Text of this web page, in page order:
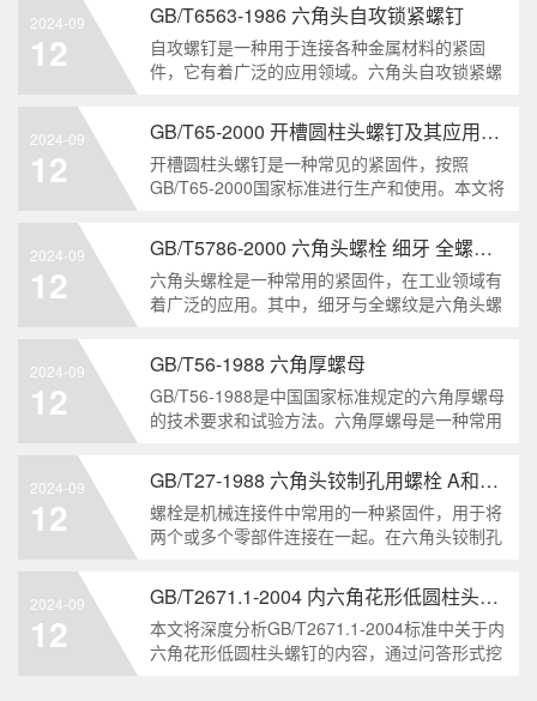
2024-09
12
GB/T6563-1986 六角头自攻锁紧螺钉
自攻螺钉是一种用于连接各种金属材料的紧固
件，它有着广泛的应用领域。六角头自攻锁紧螺
标准。本文将深度分析这种螺钉的特点、应用以
及制造要求等相关知识点，为读者提供全面的了
解。1. 六角头自
2024-09
12
GB/T65-2000 开槽圆柱头螺钉及其应用领域
开槽圆柱头螺钉是一种常见的紧固件，按照
GB/T65-2000国家标准进行生产和使用。本文将
领域，帮助读者更好地了解和应用该种螺钉。什
么是GB/T65-2000 开槽圆柱头螺钉？GB/T65-
200
2024-09
12
GB/T5786-2000 六角头螺栓 细牙 全螺纹——工业重要性和特点
六角头螺栓是一种常用的紧固件，在工业领域有
着广泛的应用。其中，细牙与全螺纹是六角头螺
两个方面，对GB/T5786-2000标准下的六角头螺
栓 细牙 全螺纹进行深度分析和知识挖掘。什么
是GB/T57
2024-09
12
GB/T56-1988 六角厚螺母
GB/T56-1988是中国国家标准规定的六角厚螺母
的技术要求和试验方法。六角厚螺母是一种常用
用于需要更大的力矩和耐久性的紧固装配。六角
厚螺母的材料和制造工艺六角厚螺母通常由低碳
钢、中碳钢或合金钢
2024-09
12
GB/T27-1988 六角头铰制孔用螺栓 A和B级
螺栓是机械连接件中常用的一种紧固件，用于将
两个或多个零部件连接在一起。在六角头铰制孔
级和B级两种。下面我们来分析一下这两种级别
的螺栓有哪些区别。1. A级和B级的定义和标准
有什么不同?A级和B级是
2024-09
12
GB/T2671.1-2004 内六角花形低圆柱头螺钉
本文将深度分析GB/T2671.1-2004标准中关于内
六角花形低圆柱头螺钉的内容，通过问答形式挖